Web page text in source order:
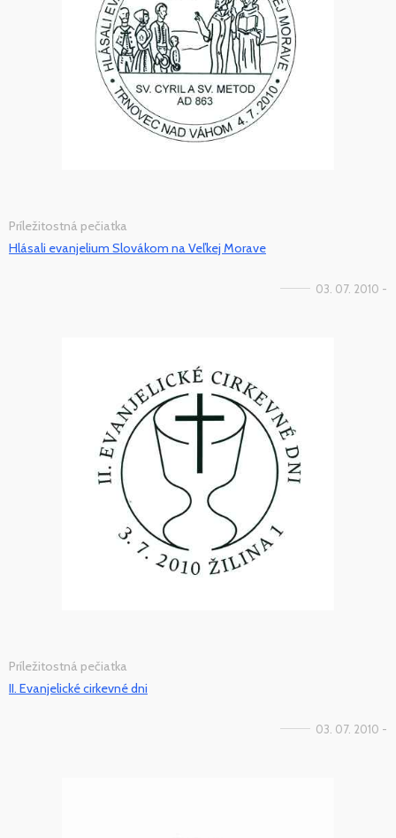
Príležitostná pečiatka
Hlásali evanjelium Slovákom na Veľkej Morave
03. 07. 2010 -
Príležitostná pečiatka
II. Evanjelické cirkevné dni
03. 07. 2010 -